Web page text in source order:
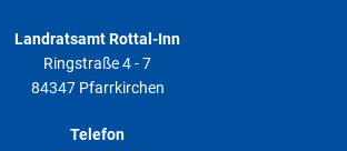
Landratsamt Rottal-Inn
Ringstraße 4 - 7
84347 Pfarrkirchen
Telefon